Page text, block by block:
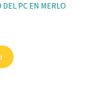
PC EN MERLO